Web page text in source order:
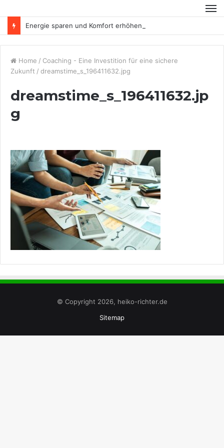
Energie sparen und Komfort erhöhen
Home / Coaching - Eine Investition für eine sichere
Zukunft / dreamstime_s_196411632.jpg
dreamstime_s_196411632.jp
g
© Copyright 2026, heiko-richter.de
Sitemap